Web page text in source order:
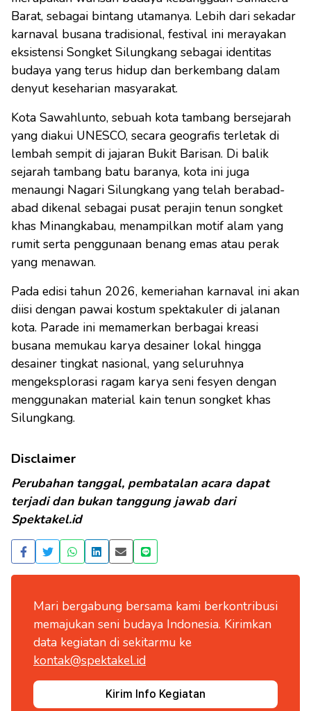
Barat, sebagai bintang utamanya. Lebih dari sekadar
karnaval busana tradisional, festival ini merayakan
eksistensi Songket Silungkang sebagai identitas
budaya yang terus hidup dan berkembang dalam
denyut keseharian masyarakat.
Kota Sawahlunto, sebuah kota tambang bersejarah
yang diakui UNESCO, secara geografis terletak di
lembah sempit di jajaran Bukit Barisan. Di balik
sejarah tambang batu baranya, kota ini juga
menaungi Nagari Silungkang yang telah berabad-
abad dikenal sebagai pusat perajin tenun songket
khas Minangkabau, menampilkan motif alam yang
rumit serta penggunaan benang emas atau perak
yang menawan.
Pada edisi tahun 2026, kemeriahan karnaval ini akan
diisi dengan pawai kostum spektakuler di jalanan
kota. Parade ini memamerkan berbagai kreasi
busana memukau karya desainer lokal hingga
desainer tingkat nasional, yang seluruhnya
mengeksplorasi ragam karya seni fesyen dengan
menggunakan material kain tenun songket khas
Silungkang.
Disclaimer
Perubahan tanggal, pembatalan acara dapat
terjadi dan bukan tanggung jawab dari
Spektakel.id
Mari bergabung bersama kami berkontribusi
memajukan seni budaya Indonesia. Kirimkan
data kegiatan di sekitarmu ke
kontak@spektakel.id
Kirim Info Kegiatan